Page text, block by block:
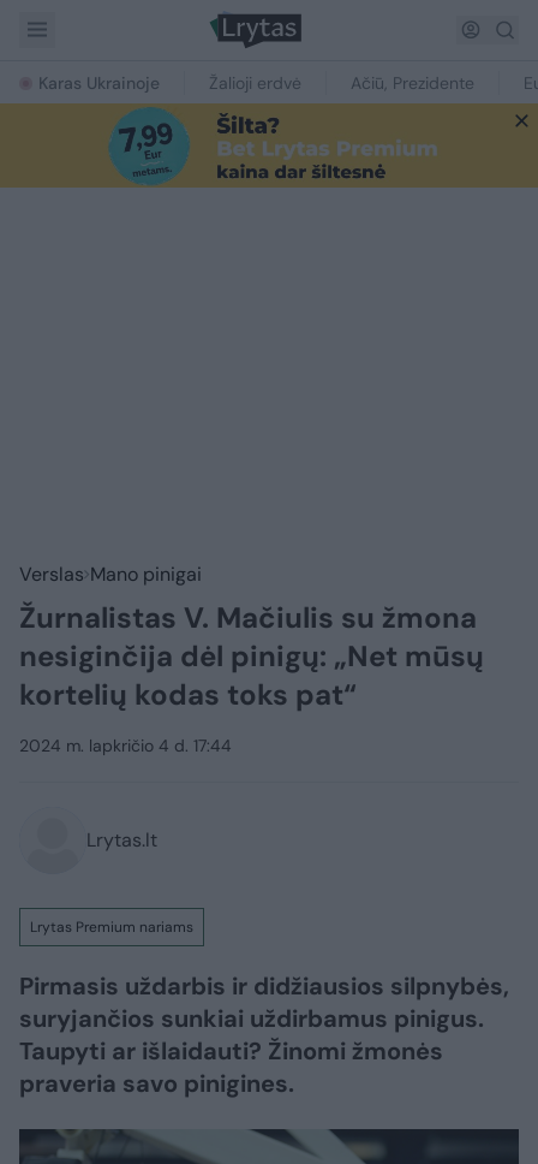
Karas Ukrainoje Žalioji erdvė Ačiū, Prezidente
Verslas Mano pinigai
Žurnalistas V. Mačiulis su žmona
nesiginčija dėl pinigų: „Net mūsų
kortelių kodas toks pat“
2024 m. lapkričio 4 d. 17:44
Lrytas.lt
Lrytas Premium nariams
Pirmasis uždarbis ir didžiausios silpnybės,
suryjančios sunkiai uždirbamus pinigus.
Taupyti ar išlaidauti? Žinomi žmonės
praveria savo pinigines.